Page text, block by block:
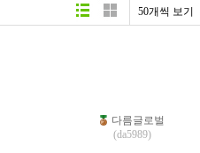
50개씩 보기
다름글로벌
(da5989)